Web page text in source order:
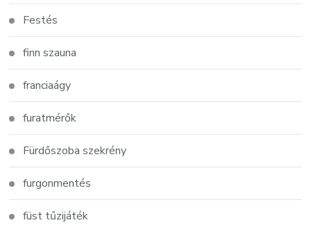
Festés
finn szauna
franciaágy
furatmérők
Fürdőszoba szekrény
furgonmentés
füst tűzijáték